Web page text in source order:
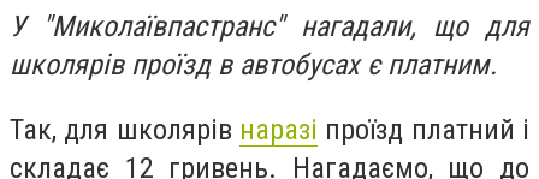
У "Миколаївпастранс" нагадали, що для
школярів проїзд в автобусах є платним.
Так, для школярів наразі проїзд платний і
складає 12 гривень. Нагадаємо, що до